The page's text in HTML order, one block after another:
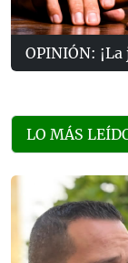
OPINIÓN:
LO MÁS